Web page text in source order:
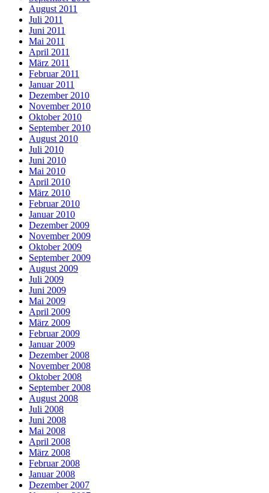
August 2011
Juli 2011
Juni 2011
Mai 2011
April 2011
März 2011
Februar 2011
Januar 2011
Dezember 2010
November 2010
Oktober 2010
September 2010
August 2010
Juli 2010
Juni 2010
Mai 2010
April 2010
März 2010
Februar 2010
Januar 2010
Dezember 2009
November 2009
Oktober 2009
September 2009
August 2009
Juli 2009
Juni 2009
Mai 2009
April 2009
März 2009
Februar 2009
Januar 2009
Dezember 2008
November 2008
Oktober 2008
September 2008
August 2008
Juli 2008
Juni 2008
Mai 2008
April 2008
März 2008
Februar 2008
Januar 2008
Dezember 2007